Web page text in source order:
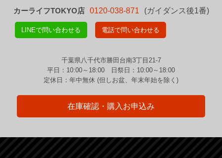
カーライフTOKYO店 0120-038-871 (ガイダンス後1番)
LINEで問い合わせる 電話で問い合わせる
千葉県八千代市勝田台南3丁目21-7
平日：10:00～18:00 日祭日：10:00～18:00
定休日：年中無休 (但しお盆、年末年始を除く)
在庫確認・購入お申込み